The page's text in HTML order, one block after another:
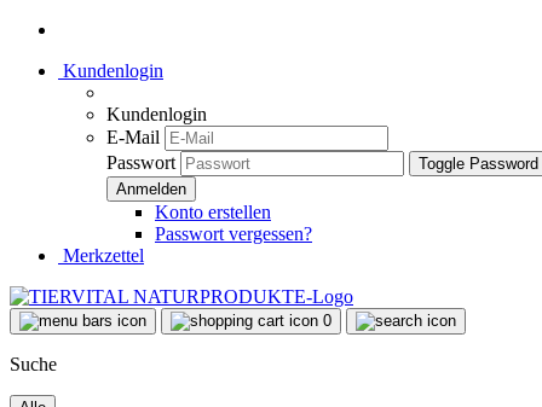
Kundenlogin
Kundenlogin
E-Mail
Passwort
Toggle
Konto erstellen
Passwort vergessen?
Merkzettel
0
Suche